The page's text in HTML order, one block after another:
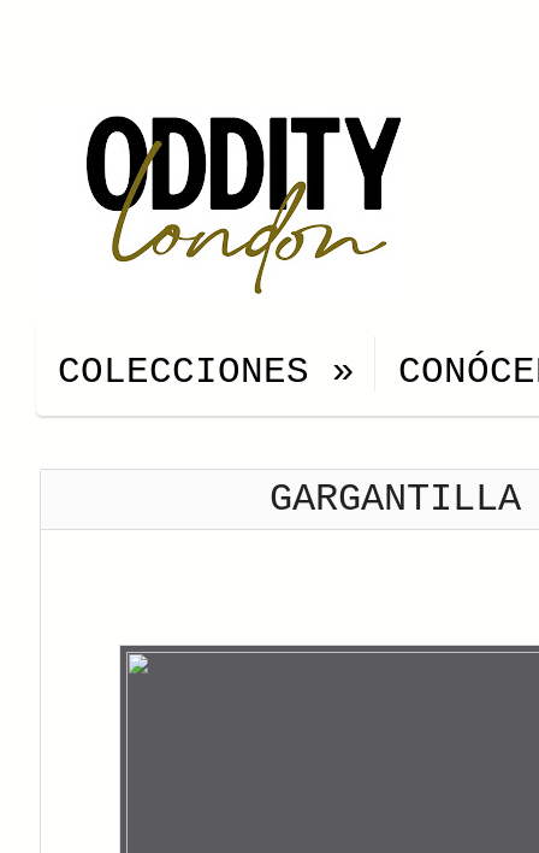
COLECCIONES »